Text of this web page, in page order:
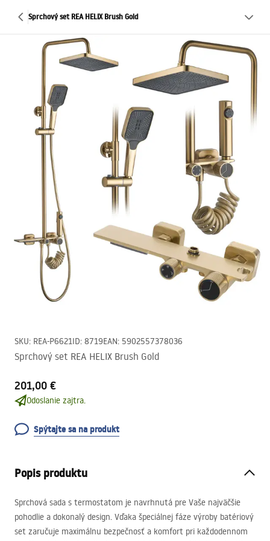
Sprchový set REA HELIX Brush Gold
SKU: REA-P6621ID: 8719EAN: 5902557378036
Sprchový set REA HELIX Brush Gold
201,00 €
Odoslanie zajtra.
Spýtajte sa na produkt
Popis produktu
Sprchová sada s termostatom je navrhnutá pre Vaše najväčšie
pohodlie a dokonalý design. Vďaka špeciálnej fáze výroby batériový
set zaručuje maximálnu bezpečnosť a komfort pri každodennom